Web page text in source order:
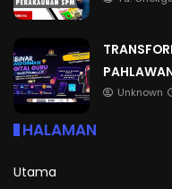
Unknown
HALAMAN
Utama